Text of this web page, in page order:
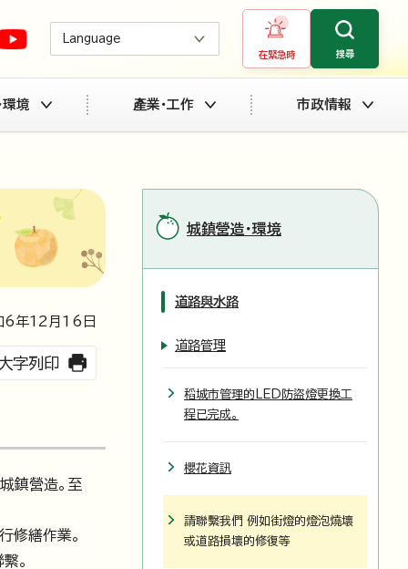
Language
在緊急時 搜尋
環境 產業・工作 市政情報
6年12 月 16 日
字列印
鎮營造。至
修繕作業。
。
城鎮營造・環境
道路與水路
道路管理
稻城市管理的LED防盜燈更換工
程已完成。
櫻花資訊
請聯繫我們 例如街燈的燈泡燒壞
或道路損壞的修復等